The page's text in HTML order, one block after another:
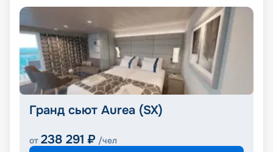
Гранд сьют Aurea (SX)
от 238 291 ₽ /чел